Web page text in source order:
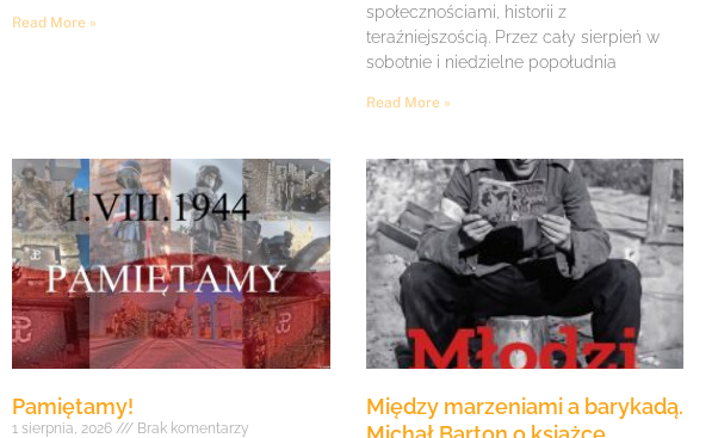
Read More »
społecznościami, historii z
teraźniejszością. Przez cały sierpień w
sobotnie i niedzielne popołudnia
Read More »
Pamiętamy!
1 sierpnia, 2026 Brak komentarzy
Między marzeniami a barykadą.